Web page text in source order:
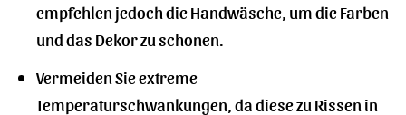
empfehlen jedoch die Handwäsche, um die Farben
und das Dekor zu schonen.
Vermeiden Sie extreme
Temperaturschwankungen, da diese zu Rissen in